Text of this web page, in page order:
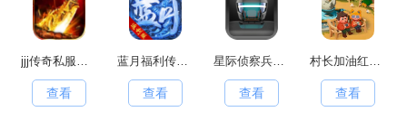
jjj传奇私服手游无广告版
查看
蓝月福利传奇红包版
查看
星际侦察兵K1手游直装版
查看
村长加油红包版
查看